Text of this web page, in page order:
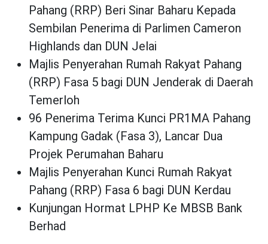
Pahang (RRP) Beri Sinar Baharu Kepada
Sembilan Penerima di Parlimen Cameron
Highlands dan DUN Jelai
Majlis Penyerahan Rumah Rakyat Pahang
(RRP) Fasa 5 bagi DUN Jenderak di Daerah
Temerloh
96 Penerima Terima Kunci PR1MA Pahang
Kampung Gadak (Fasa 3), Lancar Dua
Projek Perumahan Baharu
Majlis Penyerahan Kunci Rumah Rakyat
Pahang (RRP) Fasa 6 bagi DUN Kerdau
Kunjungan Hormat LPHP Ke MBSB Bank
Berhad